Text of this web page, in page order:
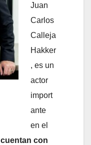
Juan
Carlos
Calleja
Hakker
, es un
actor
import
ante
en el
cuentan con